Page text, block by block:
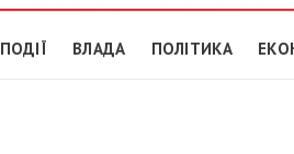
ПОДІЇ ВЛАДА ПОЛІТИКА